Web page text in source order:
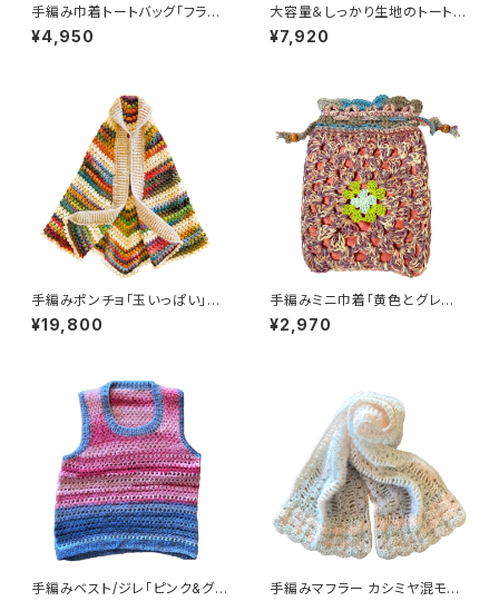
手編み巾着トートバッグ「フラワ
ー」グラニースクエア ハンドメイ
ド
¥4,950
大容量＆しっかり生地のトートバ
ッグ「バンダナ」サイドポケットと
内ポケット付き ハンドメイド
¥7,920
手編みポンチョ「玉いっぱい」羽
織るだけであったかい 日本製
ハンドメイド
¥19,800
手編みミニ巾着「黄色とグレー」
かぎ針編み クロシェ 亀 ハンド
メイド
¥2,970
手編みベスト/ジレ「ピンク&グレ
手編みマフラー カシミヤ混モヘ